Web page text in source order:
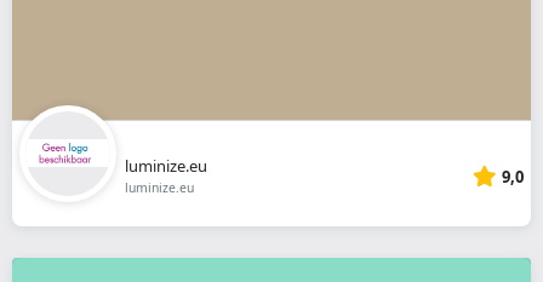
luminize.eu
luminize.eu 9,0